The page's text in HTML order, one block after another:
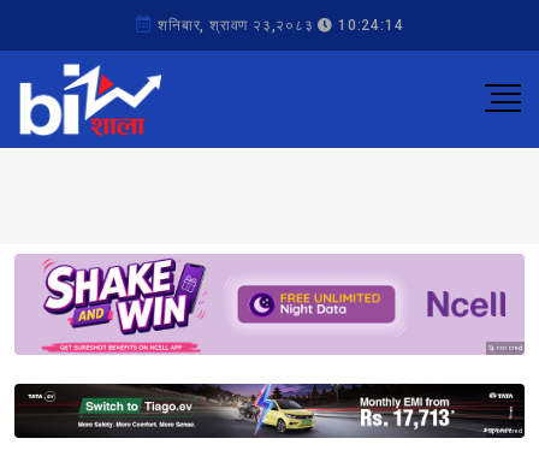
शनिबार, श्रावण २३,२०८३ 10:24:14
Sponsored
Sponsored